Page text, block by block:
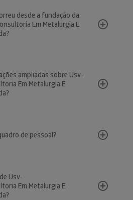
desde a fundação da
Em Metalurgia E
ampliadas sobre Usv-
Em Metalurgia E
de pessoal?
Usv-
Em Metalurgia E